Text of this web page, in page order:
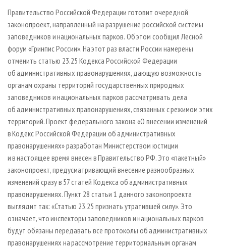
ПРОИЗВОДСТВО ДРЕВЕСНЫХ ПЛИТ
ДЕРЕВЯННОЕ ДОМОСТРОЕНИЕ
ПРОИЗВОДСТВО МЕБЕЛИ
БИОЭНЕРГЕТИКА
ЦБП
ИНСТРУМЕНТ И МАТЕРИАЛЫ
МОБИЛЬНЫЕ ВЫСТАВКИ
ОФИЦИАЛЬНЫЕ ДЕЛЕГАЦИИ
ПРИОРИТЕТНЫЕ ИНВЕСТПРОЕКТЫ
RUSSIAN FORESTRY REVIEW
ГАЗЕТА ЛЕСПРОМФОРУМ
БИБЛИОТЕКА СПЕЦИАЛИСТА
КОНТАКТЫ
РЕКЛАМА
РЕКЛАМА НА САЙТЕ
Правительство Российской Федерации готовит очередной
законопроект, направленный на разрушение российской системы
заповедников и национальных парков. Об этом сообщил Лесной
форум «Гринпис России». На этот раз власти России намерены
отменить статью 23.25 Кодекса Российской Федерации
об административных правонарушениях, дающую возможность
органам охраны территорий государственных природных
заповедников и национальных парков рассматривать дела
об административных правонарушениях, связанных с режимом этих
территорий. Проект федерального закона «О внесении изменений
в Кодекс Российской Федерации об административных
правонарушениях» разработан Министерством юстиции
и в настоящее время внесен в Правительство РФ. Это «пакетный»
законопроект, предусматривающий внесение разнообразных
изменений сразу в 57 статей Кодекса об административных
правонарушениях. Пункт 28 статьи 1 данного законопроекта
выглядит так: «Статью 23.25 признать утратившей силу». Это
означает, что инспекторы заповедников и национальных парков
будут обязаны передавать все протоколы об административных
правонарушениях на рассмотрение территориальным органам